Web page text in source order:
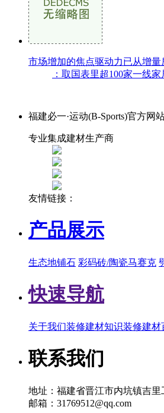
市场增加的焦点驱动力已从增量
：取国表里超100家一线
福建必一·运动(B-Sports)官方网
专业集成建材生产商
友情链接：
产品展示
生态地铺石 彩码砖/陶瓷马赛克
快速导航
关于我们装修建材知识装修建材
联系我们
地址：福建省晋江市内坑镇吉里
邮箱：31769512@qq.com